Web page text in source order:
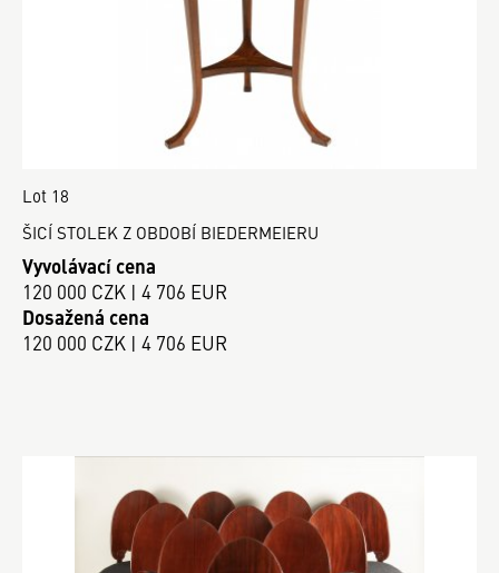
Lot 18
ŠICÍ STOLEK Z OBDOBÍ BIEDERMEIERU
Vyvolávací cena
120 000 CZK | 4 706 EUR
Dosažená cena
120 000 CZK | 4 706 EUR